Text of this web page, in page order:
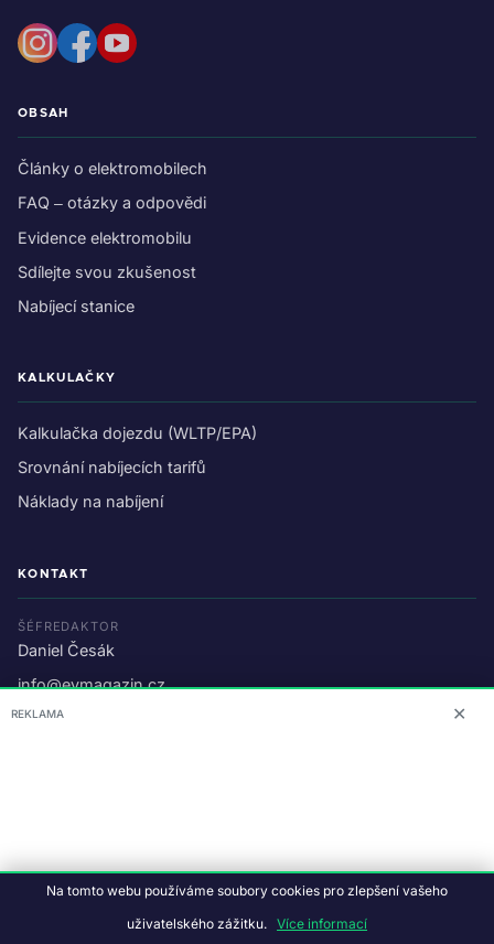
OBSAH
Články o elektromobilech
FAQ – otázky a odpovědi
Evidence elektromobilu
Sdílejte svou zkušenost
Nabíjecí stanice
KALKULAČKY
Kalkulačka dojezdu (WLTP/EPA)
Srovnání nabíjecích tarifů
Náklady na nabíjení
KONTAKT
ŠÉFREDAKTOR
Daniel Česák
info@evmagazin.cz
O nás
© 2026 EV Magazin.Podmínky a ochrana dat.
Studiografix
REKLAMA ✕
Na tomto webu používáme soubory cookies pro zlepšení vašeho
uživatelského zážitku. Více informací